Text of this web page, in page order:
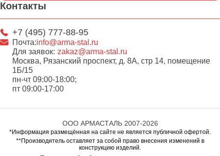
Контакты
+7 (495) 777-88-95
Почта:info@arma-stal.ru
Для заявок: zakaz@arma-stal.ru
Москва, Рязанский проспект, д. 8А, стр 14, помещение
1Б/15
пн-чт 09:00-18:00;
пт 09:00-17:00
ООО АРМАСТАЛЬ 2007-2026
*Информация размещённая на сайте не является публичной офертой.
**Производитель оставляет за собой право внесения изменений в
конструкцию изделий.